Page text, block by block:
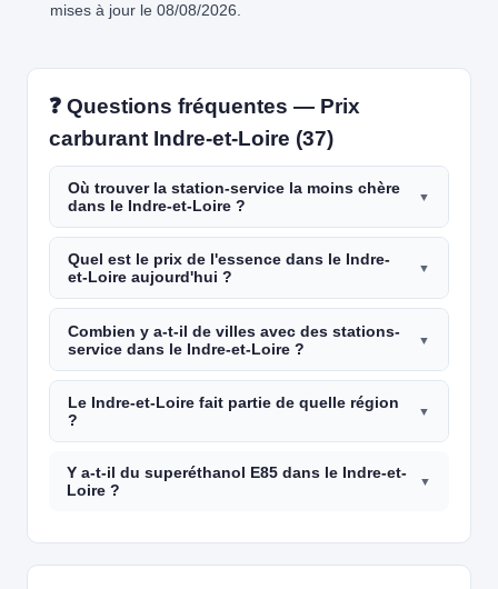
mises à jour le 08/08/2026.
❓ Questions fréquentes — Prix
carburant Indre-et-Loire (37)
Où trouver la station-service la moins chère
dans le Indre-et-Loire ?
Quel est le prix de l'essence dans le Indre-
et-Loire aujourd'hui ?
Combien y a-t-il de villes avec des stations-
service dans le Indre-et-Loire ?
Le Indre-et-Loire fait partie de quelle région
?
Y a-t-il du superéthanol E85 dans le Indre-et-
Loire ?